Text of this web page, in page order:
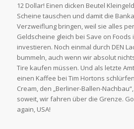
12 Dollar! Einen dicken Beutel
Scheine tauschen und damit die
Verzweiflung bringen, weil sie alles
Geldscheine gleich bei Save on Foods
investieren. Noch einmal durch DEN
bummeln, auch wenn wir absolut
Tire kaufen müssen. Und als letzte
einen Kaffee bei Tim Hortons
Cream, den „Berliner-Ballen-
soweit, wir fahren über die Grenze.
again, USA!